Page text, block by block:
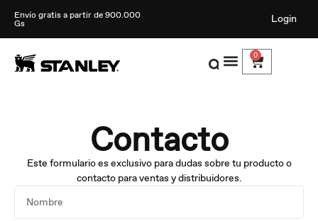
Envío gratis a partir de 900.000
Gs
Login
0
Contacto
Este formulario es exclusivo para dudas sobre tu producto o
contacto para ventas y distribuidores.